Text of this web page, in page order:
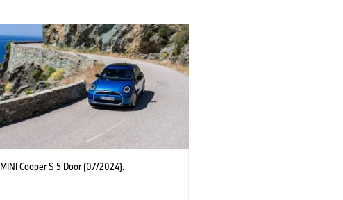
MINI Cooper S 5 Door (07/2024).